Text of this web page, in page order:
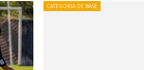
CATEGORIA DE BASE